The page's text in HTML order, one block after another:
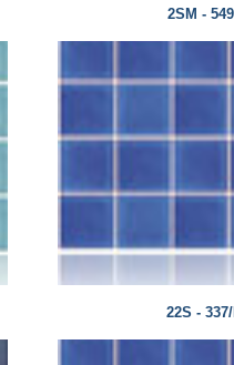
2SM -
22S -